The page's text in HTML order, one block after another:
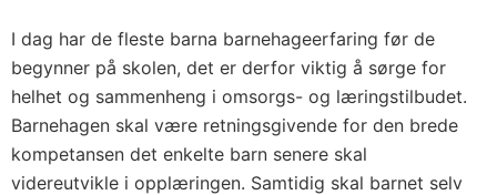
I dag har de fleste barna barnehageerfaring før de
begynner på skolen, det er derfor viktig å sørge for
helhet og sammenheng i omsorgs- og læringstilbudet.
Barnehagen skal være retningsgivende for den brede
kompetansen det enkelte barn senere skal
videreutvikle i opplæringen. Samtidig skal barnet selv